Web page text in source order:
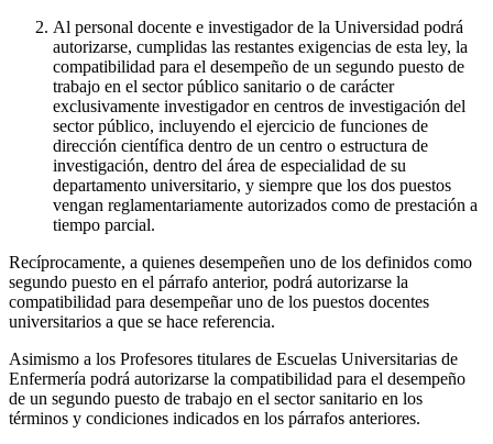
Al personal docente e investigador de la Universidad podrá
autorizarse, cumplidas las restantes exigencias de esta ley, la
compatibilidad para el desempeño de un segundo puesto de
trabajo en el sector público sanitario o de carácter
exclusivamente investigador en centros de investigación del
sector público, incluyendo el ejercicio de funciones de
dirección científica dentro de un centro o estructura de
investigación, dentro del área de especialidad de su
departamento universitario, y siempre que los dos puestos
vengan reglamentariamente autorizados como de prestación a
tiempo parcial.
Recíprocamente, a quienes desempeñen uno de los definidos como
segundo puesto en el párrafo anterior, podrá autorizarse la
compatibilidad para desempeñar uno de los puestos docentes
universitarios a que se hace referencia.
Asimismo a los Profesores titulares de Escuelas Universitarias de
Enfermería podrá autorizarse la compatibilidad para el desempeño
de un segundo puesto de trabajo en el sector sanitario en los
términos y condiciones indicados en los párrafos anteriores.